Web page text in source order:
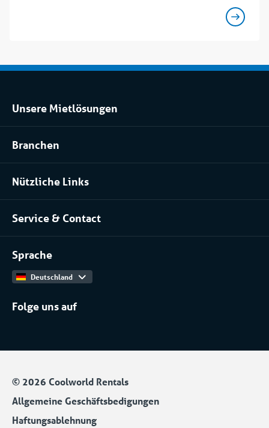
Unsere Mietlösungen
Kühlraum und Tiefkühlraum mieten
Prozessanlage mieten
Klimatisierung mieten
Branchen
Pharma
Installateure
Lebensmittel
Nützliche Links
Über uns
Unser Team
Arbeiten bei
Produktkatalog
Service & Contact
Kontakt
Sprache
Deutschland
Folge uns auf
© 2026 Coolworld Rentals
Allgemeine Geschäftsbedigungen
Haftungsablehnung